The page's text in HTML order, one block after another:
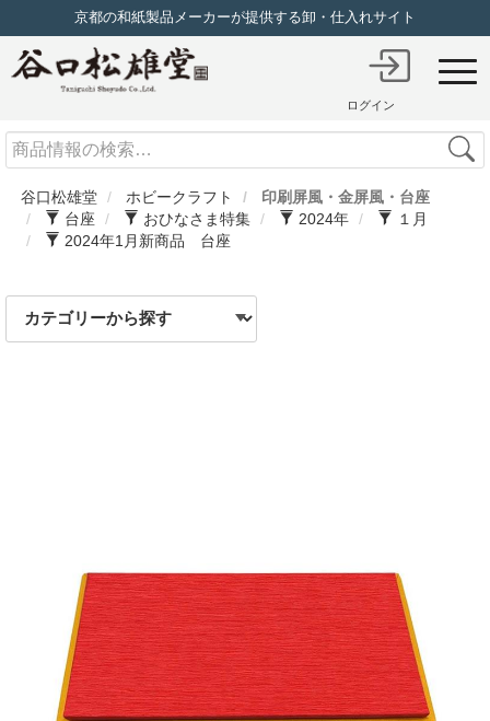
京都の和紙製品メーカーが提供する卸・仕入れサイト
ログイン
谷口松雄堂 ホビークラフト
印刷屏風・金屏風・台座
台座
おひなさま特集 2024年
１月
2024年1月新商品 台座
Search